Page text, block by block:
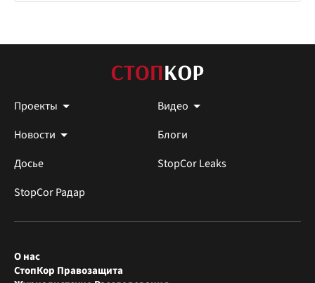
Проекты
Видео
Новости
Блоги
Досье
StopCor Leaks
StopCor Радар
О нас
СтопКор Правозащита